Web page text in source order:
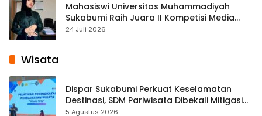
Mahasiswi Universitas Muhammadiyah
Sukabumi Raih Juara II Kompetisi Media
Pembelajaran Digital Tingkat Internasional
24 Juli 2026
Wisata
Dispar Sukabumi Perkuat Keselamatan
Destinasi, SDM Pariwisata Dibekali Mitigasi
hingga Teknik Evakuasi
5 Agustus 2026